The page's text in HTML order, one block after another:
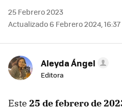
25 Febrero 2023
Actualizado 6 Febrero 2024, 16:37
Aleyda Ángel
Editora
Este 25 de febrero de